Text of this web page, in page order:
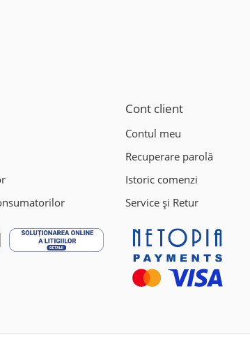
Cont client
Contul meu
Recuperare parolă
Istoric comenzi
Service și Retur